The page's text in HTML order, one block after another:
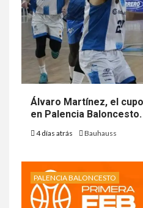
Álvaro Martínez, el
en Palencia Baloncesto.
4 días atrás Bauhauss
PALENCIA BALONCESTO